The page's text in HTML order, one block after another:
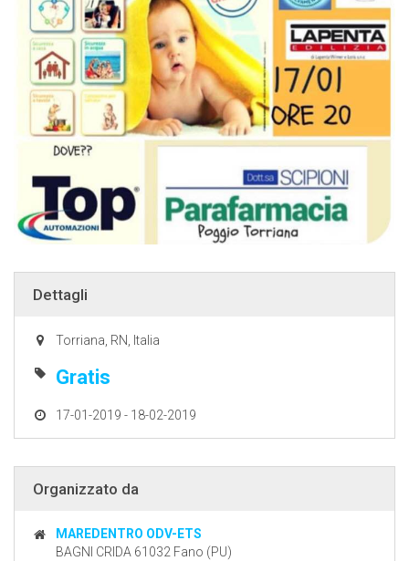
Dettagli
Torriana, RN, Italia
Gratis
17-01-2019 - 18-02-2019
Organizzato da
MAREDENTRO ODV-ETS
BAGNI CRIDA 61032 Fano (PU)